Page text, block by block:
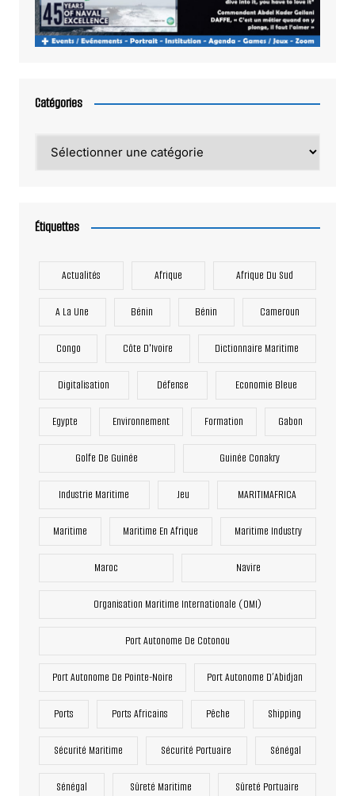
Catégories
Étiquettes
Actualités Afrique Afrique Du Sud
A La Une Bénin Bénin Cameroun
Congo Côte D'Ivoire Dictionnaire Maritime
Digitalisation Défense Economie Bleue
Egypte Environnement Formation Gabon
Golfe De Guinée Guinée Conakry
Industrie Maritime Jeu MARITIMAFRICA
Maritime Maritime En Afrique Maritime Industry
Maroc Navire
Organisation Maritime Internationale (OMI)
Port Autonome De Cotonou
Port Autonome De Pointe-Noire Port Autonome D’Abidjan
Ports Ports Africains Pêche Shipping
Sécurité Maritime Sécurité Portuaire Sénégal
Sénégal Sûreté Maritime Sûreté Portuaire